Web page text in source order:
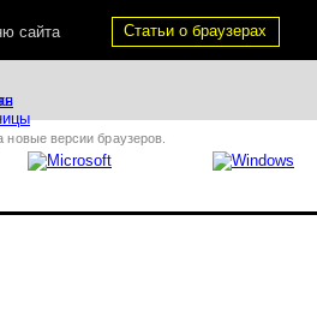
новые версии браузеров.
Статьи о браузерах
сайта